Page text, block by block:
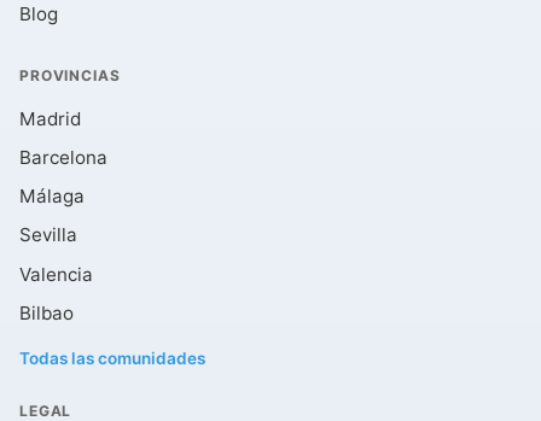
Blog
PROVINCIAS
Madrid
Barcelona
Málaga
Sevilla
Valencia
Bilbao
Todas las comunidades
LEGAL